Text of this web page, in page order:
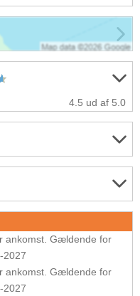
4.5 ud af 5.0
ankomst. Gældende for
2027
ankomst. Gældende for
2027